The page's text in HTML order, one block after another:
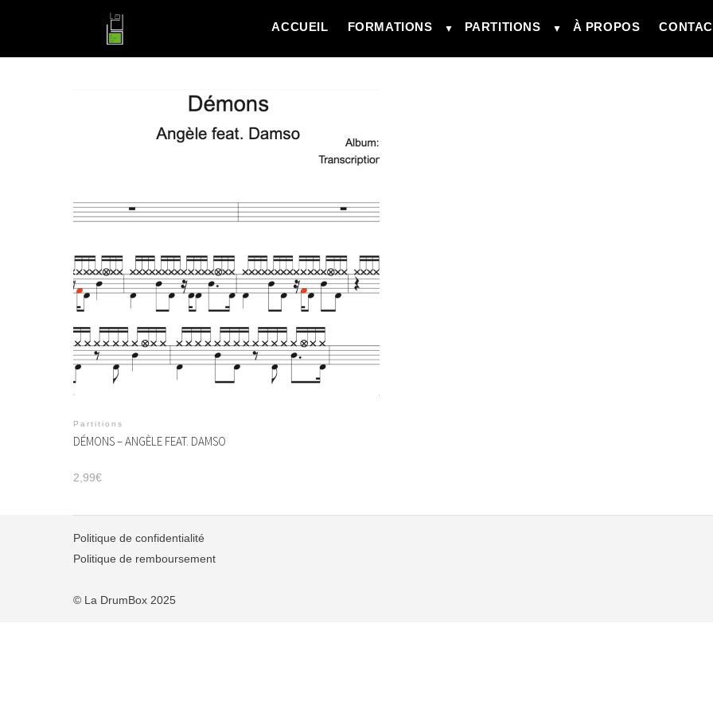
ACCUEIL FORMATIONS ▼ PARTITIONS ▼ À PROPOS
Partitions
DÉMONS – ANGÈLE FEAT. DAMSO
2,99€
Politique de confidentialité
Politique de remboursement
© La DrumBox 2025